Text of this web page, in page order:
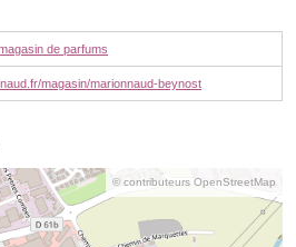
de parfums
magasin/marionnaud-beynost
© contributeurs OpenStreetMap